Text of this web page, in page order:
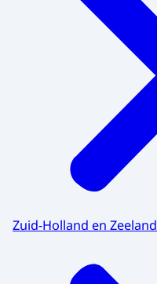
Zuid-Holland en Zeeland